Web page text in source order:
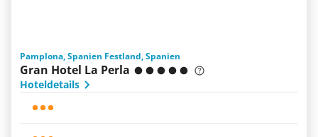
Pamplona, Spanien Festland, Spanien
Gran Hotel La Perla
Hoteldetails